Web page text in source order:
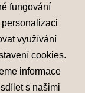
fungování
využívání
cookies.
informace
s našimi